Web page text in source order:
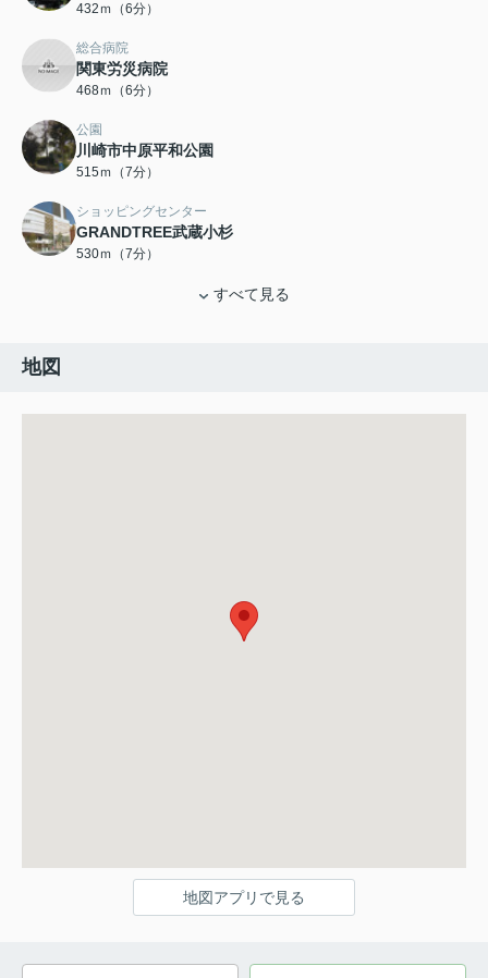
432ｍ（6分）
総合病院
関東労災病院
468ｍ（6分）
公園
川崎市中原平和公園
515ｍ（7分）
ショッピングセンター
GRANDTREE武蔵小杉
530ｍ（7分）
すべて見る
地図
地図アプリで見る